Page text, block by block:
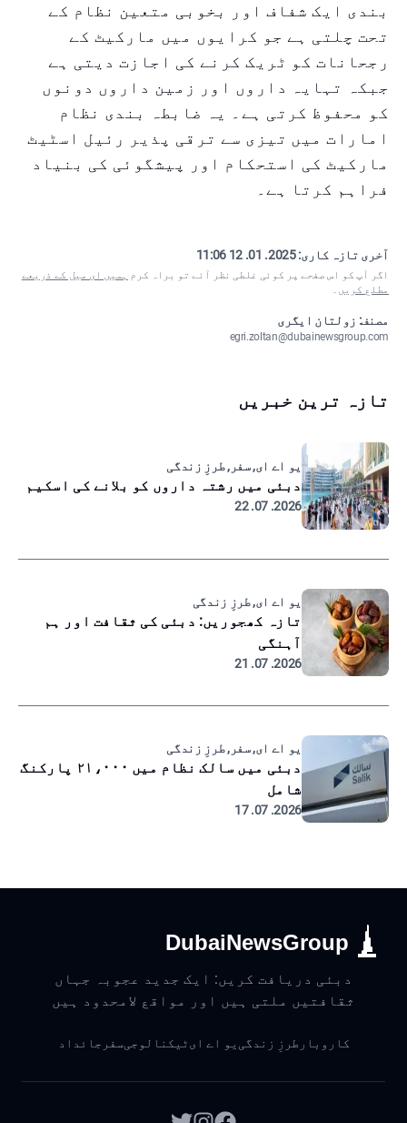
بندی ایک شفاف اور بخوبی متعین نظام کے
تحت چلتی ہے جو کرایوں میں مارکیٹ کے
رجحانات کو ٹریک کرنے کی اجازت دیتی ہے
جبکہ تہایہ داروں اور زمین داروں دونوں
کو محفوظ کرتی ہے۔ یہ ضابطہ بندی نظام
امارات میں تیزی سے ترقی پذیر رئیل اسٹیٹ
مارکیٹ کی استحکام اور پیشگوئی کی بنیاد
فراہم کرتا ہے۔
آخری تازہ کاری:2025. 01. 12 11:06
اگر آپ کو اس صفحے پر کوئی غلطی نظر آئے تو براہ کرم ہمیں ای میل کے ذریعے
مطلع کریں ۔
مصنف: زولتان ایگری
egri.zoltan@dubainewsgroup.com
تازہ ترین خبریں
یو اے ای, سفر, طرزِ زندگی
دبئی میں رشتہ داروں کو بلانے کی اسکیم
2026. 07. 22
یو اے ای, طرزِ زندگی
تازہ کھجوریں: دبئی کی ثقافت اور ہم
آہنگی
2026. 07. 21
یو اے ای, سفر, طرزِ زندگی
دبئی میں سالک نظام میں ۲۱،۰۰۰ پارکنگ
شامل
2026. 07. 17
DubaiNewsGroup
دبئی دریافت کریں: ایک جدید عجوبہ جہاں
ثقافتیں ملتی ہیں اور مواقع لامحدود ہیں
کاروبار طرزِ زندگی یو اے ایٹیکنالوجیسفر جائداد